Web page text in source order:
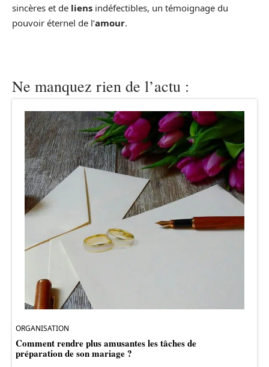
sincères et de liens indéfectibles, un témoignage du
pouvoir éternel de l’amour.
Ne manquez rien de l’actu :
ORGANISATION
Comment rendre plus amusantes les tâches de
préparation de son mariage ?